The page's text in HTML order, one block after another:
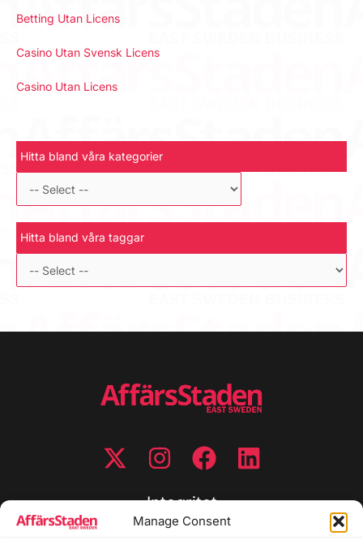
Manage Consent
Betting Utan Licens
Casino Utan Svensk Licens
Casino Utan Licens
Hitta bland våra kategorier
Hitta bland våra taggar
Integritet